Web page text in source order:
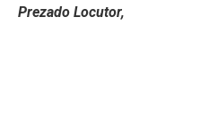
Prezado Locutor,